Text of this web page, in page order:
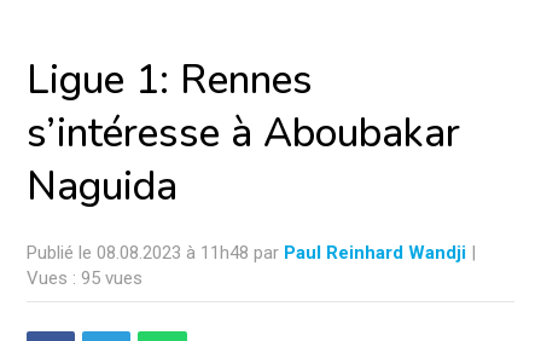
Ligue 1: Rennes
s’intéresse à Aboubakar
Naguida
Publié le 08.08.2023 à 11h48 par Paul Reinhard Wandji |
Vues : 95 vues